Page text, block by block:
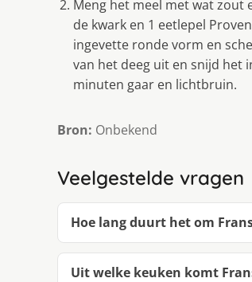
Meng het meel met wat zout
de kwark en 1 eetlepel
ingevette ronde vorm en
van het deeg uit en snijd het
minuten gaar en lichtbruin.
Bron: Onbekend
Veelgestelde vragen
Hoe lang duurt het om
Uit welke keuken komt